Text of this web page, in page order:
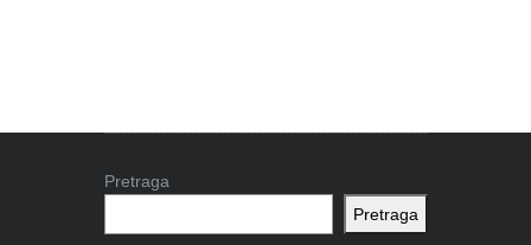
Pretraga
Pretraga